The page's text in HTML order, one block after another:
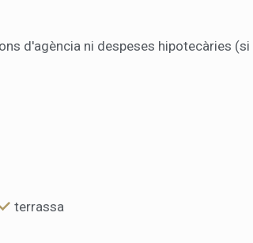
d'agència ni despeses hipotecàries (si
terrassa